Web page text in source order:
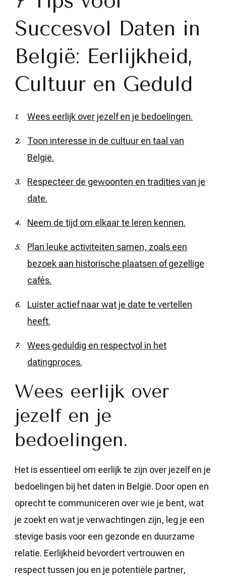
Succesvol Daten in
België: Eerlijkheid,
Cultuur en Geduld
Wees eerlijk over jezelf en je bedoelingen.
Toon interesse in de cultuur en taal van
België.
Respecteer de gewoonten en tradities van je
date.
Neem de tijd om elkaar te leren kennen.
Plan leuke activiteiten samen, zoals een
bezoek aan historische plaatsen of gezellige
cafés.
Luister actief naar wat je date te vertellen
heeft.
Wees geduldig en respectvol in het
datingproces.
Wees eerlijk over
jezelf en je
bedoelingen.
Het is essentieel om eerlijk te zijn over jezelf en je
bedoelingen bij het daten in België. Door open en
oprecht te communiceren over wie je bent, wat
je zoekt en wat je verwachtingen zijn, leg je een
stevige basis voor een gezonde en duurzame
relatie. Eerlijkheid bevordert vertrouwen en
respect tussen jou en je potentiële partner,